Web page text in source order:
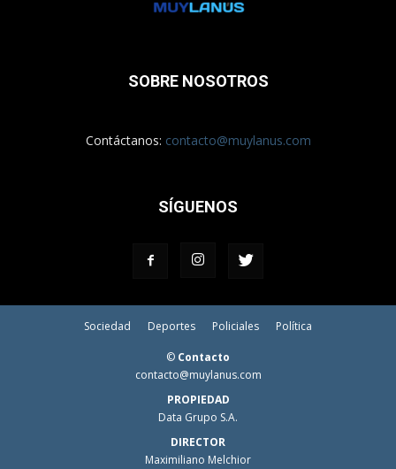
SOBRE NOSOTROS
Contáctanos: contacto@muylanus.com
SÍGUENOS
Sociedad Deportes Policiales Política
© Contacto
contacto@muylanus.com
PROPIEDAD
Data Grupo S.A.
DIRECTOR
Maximiliano Melchior